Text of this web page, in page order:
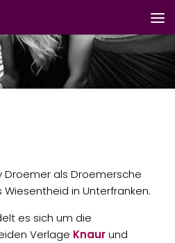
Droemer als Droemersche
in Unterfranken.
es sich um die
Verlage Knaurund